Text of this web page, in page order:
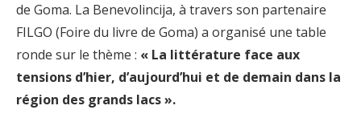
de Goma. La Benevolincija, à travers son partenaire
FILGO (Foire du livre de Goma) a organisé une table
ronde sur le thème : « La littérature face aux
tensions d’hier, d’aujourd’hui et de demain dans la
région des grands lacs ».